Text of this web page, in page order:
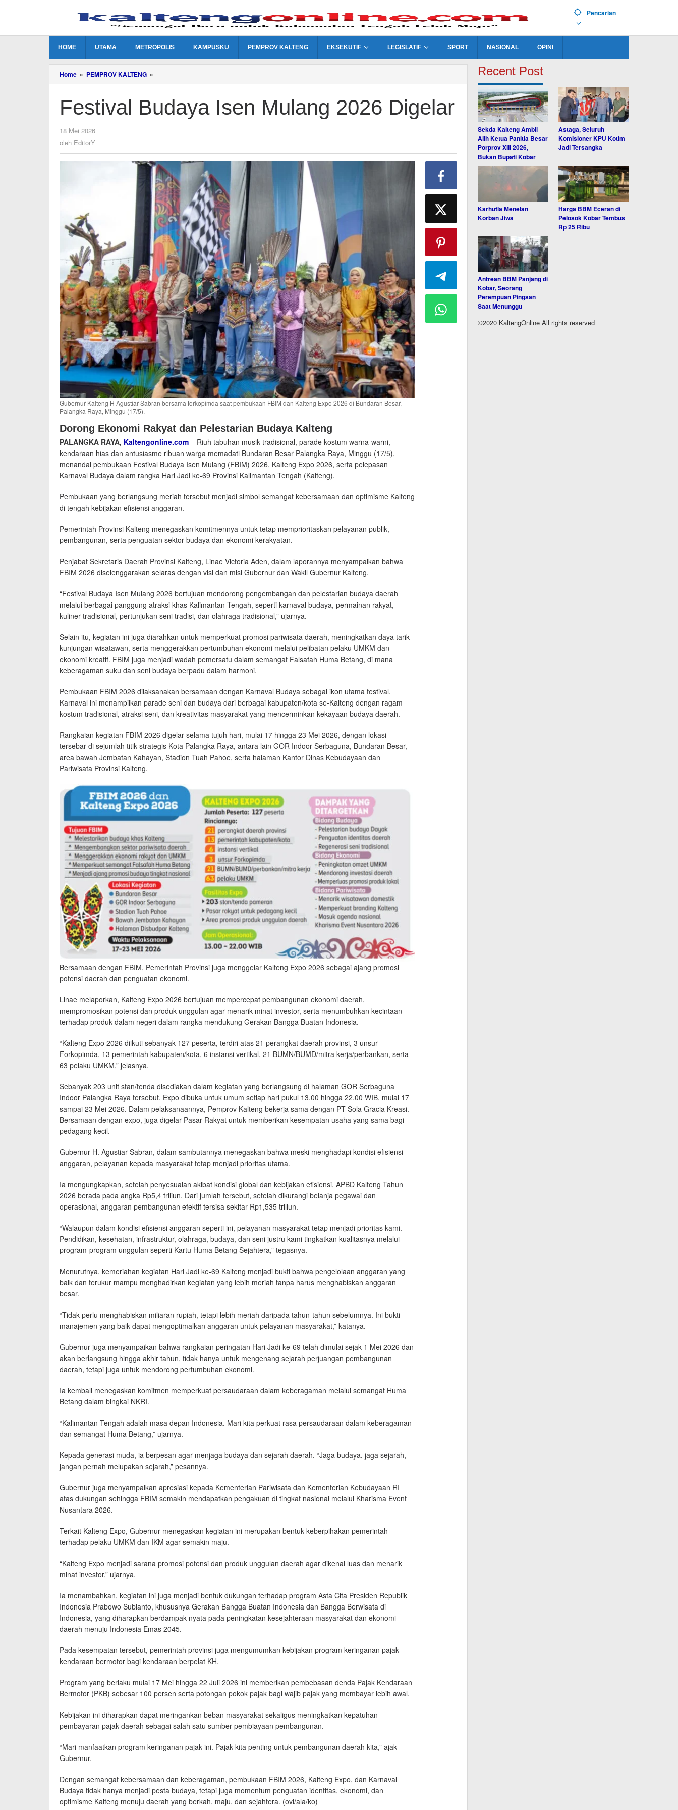
Pencarian
HOME UTAMA METROPOLIS KAMPUSKU PEMPROV KALTENG EKSEKUTIF LEGISLATIF SPORT NASIONAL OPINI
Home » PEMPROV KALTENG »
Budaya
Mulang
2026
Festival Budaya Isen Mulang 2026 Digelar
18 Mei 2026
oleh EditorY
Gubernur Kalteng H Agustiar Sabran bersama forkopimda saat pembukaan FBIM dan Kalteng Expo 2026 di Bundaran Besar,
Palangka Raya, Minggu (17/5).
Dorong Ekonomi Rakyat dan Pelestarian Budaya Kalteng
PALANGKA RAYA, Kaltengonline.com – Riuh tabuhan musik tradisional, parade kostum warna-warni,
kendaraan hias dan antusiasme ribuan warga memadati Bundaran Besar Palangka Raya, Minggu (17/5),
menandai pembukaan Festival Budaya Isen Mulang (FBIM) 2026, Kalteng Expo 2026, serta pelepasan
Karnaval Budaya dalam rangka Hari Jadi ke-69 Provinsi Kalimantan Tengah (Kalteng).
Pembukaan yang berlangsung meriah tersebut menjadi simbol semangat kebersamaan dan optimisme Kalteng
di tengah kebijakan efisiensi anggaran.
Pemerintah Provinsi Kalteng menegaskan komitmennya untuk tetap memprioritaskan pelayanan publik,
pembangunan, serta penguatan sektor budaya dan ekonomi kerakyatan.
Penjabat Sekretaris Daerah Provinsi Kalteng, Linae Victoria Aden, dalam laporannya menyampaikan bahwa
FBIM 2026 diselenggarakan selaras dengan visi dan misi Gubernur dan Wakil Gubernur Kalteng.
“Festival Budaya Isen Mulang 2026 bertujuan mendorong pengembangan dan pelestarian budaya daerah
melalui berbagai panggung atraksi khas Kalimantan Tengah, seperti karnaval budaya, permainan rakyat,
kuliner tradisional, pertunjukan seni tradisi, dan olahraga tradisional,” ujarnya.
Selain itu, kegiatan ini juga diarahkan untuk memperkuat promosi pariwisata daerah, meningkatkan daya tarik
kunjungan wisatawan, serta menggerakkan pertumbuhan ekonomi melalui pelibatan pelaku UMKM dan
ekonomi kreatif. FBIM juga menjadi wadah pemersatu dalam semangat Falsafah Huma Betang, di mana
keberagaman suku dan seni budaya berpadu dalam harmoni.
Pembukaan FBIM 2026 dilaksanakan bersamaan dengan Karnaval Budaya sebagai ikon utama festival.
Karnaval ini menampilkan parade seni dan budaya dari berbagai kabupaten/kota se-Kalteng dengan ragam
kostum tradisional, atraksi seni, dan kreativitas masyarakat yang mencerminkan kekayaan budaya daerah.
Rangkaian kegiatan FBIM 2026 digelar selama tujuh hari, mulai 17 hingga 23 Mei 2026, dengan lokasi
tersebar di sejumlah titik strategis Kota Palangka Raya, antara lain GOR Indoor Serbaguna, Bundaran Besar,
area bawah Jembatan Kahayan, Stadion Tuah Pahoe, serta halaman Kantor Dinas Kebudayaan dan
Pariwisata Provinsi Kalteng.
Bersamaan dengan FBIM, Pemerintah Provinsi juga menggelar Kalteng Expo 2026 sebagai ajang promosi
potensi daerah dan penguatan ekonomi.
Linae melaporkan, Kalteng Expo 2026 bertujuan mempercepat pembangunan ekonomi daerah,
mempromosikan potensi dan produk unggulan agar menarik minat investor, serta menumbuhkan kecintaan
terhadap produk dalam negeri dalam rangka mendukung Gerakan Bangga Buatan Indonesia.
“Kalteng Expo 2026 diikuti sebanyak 127 peserta, terdiri atas 21 perangkat daerah provinsi, 3 unsur
Forkopimda, 13 pemerintah kabupaten/kota, 6 instansi vertikal, 21 BUMN/BUMD/mitra kerja/perbankan, serta
63 pelaku UMKM,” jelasnya.
Sebanyak 203 unit stan/tenda disediakan dalam kegiatan yang berlangsung di halaman GOR Serbaguna
Indoor Palangka Raya tersebut. Expo dibuka untuk umum setiap hari pukul 13.00 hingga 22.00 WIB, mulai 17
sampai 23 Mei 2026. Dalam pelaksanaannya, Pemprov Kalteng bekerja sama dengan PT Sola Gracia Kreasi.
Bersamaan dengan expo, juga digelar Pasar Rakyat untuk memberikan kesempatan usaha yang sama bagi
pedagang kecil.
Gubernur H. Agustiar Sabran, dalam sambutannya menegaskan bahwa meski menghadapi kondisi efisiensi
anggaran, pelayanan kepada masyarakat tetap menjadi prioritas utama.
Ia mengungkapkan, setelah penyesuaian akibat kondisi global dan kebijakan efisiensi, APBD Kalteng Tahun
2026 berada pada angka Rp5,4 triliun. Dari jumlah tersebut, setelah dikurangi belanja pegawai dan
operasional, anggaran pembangunan efektif tersisa sekitar Rp1,535 triliun.
“Walaupun dalam kondisi efisiensi anggaran seperti ini, pelayanan masyarakat tetap menjadi prioritas kami.
Pendidikan, kesehatan, infrastruktur, olahraga, budaya, dan seni justru kami tingkatkan kualitasnya melalui
program-program unggulan seperti Kartu Huma Betang Sejahtera,” tegasnya.
Menurutnya, kemeriahan kegiatan Hari Jadi ke-69 Kalteng menjadi bukti bahwa pengelolaan anggaran yang
baik dan terukur mampu menghadirkan kegiatan yang lebih meriah tanpa harus menghabiskan anggaran
besar.
“Tidak perlu menghabiskan miliaran rupiah, tetapi lebih meriah daripada tahun-tahun sebelumnya. Ini bukti
manajemen yang baik dapat mengoptimalkan anggaran untuk pelayanan masyarakat,” katanya.
Gubernur juga menyampaikan bahwa rangkaian peringatan Hari Jadi ke-69 telah dimulai sejak 1 Mei 2026 dan
akan berlangsung hingga akhir tahun, tidak hanya untuk mengenang sejarah perjuangan pembangunan
daerah, tetapi juga untuk mendorong pertumbuhan ekonomi.
Ia kembali menegaskan komitmen memperkuat persaudaraan dalam keberagaman melalui semangat Huma
Betang dalam bingkai NKRI.
“Kalimantan Tengah adalah masa depan Indonesia. Mari kita perkuat rasa persaudaraan dalam keberagaman
dan semangat Huma Betang,” ujarnya.
Kepada generasi muda, ia berpesan agar menjaga budaya dan sejarah daerah. “Jaga budaya, jaga sejarah,
jangan pernah melupakan sejarah,” pesannya.
Gubernur juga menyampaikan apresiasi kepada Kementerian Pariwisata dan Kementerian Kebudayaan RI
atas dukungan sehingga FBIM semakin mendapatkan pengakuan di tingkat nasional melalui Kharisma Event
Nusantara 2026.
Terkait Kalteng Expo, Gubernur menegaskan kegiatan ini merupakan bentuk keberpihakan pemerintah
terhadap pelaku UMKM dan IKM agar semakin maju.
“Kalteng Expo menjadi sarana promosi potensi dan produk unggulan daerah agar dikenal luas dan menarik
minat investor,” ujarnya.
Ia menambahkan, kegiatan ini juga menjadi bentuk dukungan terhadap program Asta Cita Presiden Republik
Indonesia Prabowo Subianto, khususnya Gerakan Bangga Buatan Indonesia dan Bangga Berwisata di
Indonesia, yang diharapkan berdampak nyata pada peningkatan kesejahteraan masyarakat dan ekonomi
daerah menuju Indonesia Emas 2045.
Pada kesempatan tersebut, pemerintah provinsi juga mengumumkan kebijakan program keringanan pajak
kendaraan bermotor bagi kendaraan berpelat KH.
Program yang berlaku mulai 17 Mei hingga 22 Juli 2026 ini memberikan pembebasan denda Pajak Kendaraan
Bermotor (PKB) sebesar 100 persen serta potongan pokok pajak bagi wajib pajak yang membayar lebih awal.
Kebijakan ini diharapkan dapat meringankan beban masyarakat sekaligus meningkatkan kepatuhan
pembayaran pajak daerah sebagai salah satu sumber pembiayaan pembangunan.
“Mari manfaatkan program keringanan pajak ini. Pajak kita penting untuk pembangunan daerah kita,” ajak
Gubernur.
Dengan semangat kebersamaan dan keberagaman, pembukaan FBIM 2026, Kalteng Expo, dan Karnaval
Budaya tidak hanya menjadi pesta budaya, tetapi juga momentum penguatan identitas, ekonomi, dan
optimisme Kalteng menuju daerah yang berkah, maju, dan sejahtera. (ovi/ala/ko)
Recent Post
Sekda Kalteng Ambil
Alih Ketua Panitia Besar
Porprov XIII 2026,
Bukan Bupati Kobar
Astaga, Seluruh
Komisioner KPU Kotim
Jadi Tersangka
Karhutla Menelan
Korban Jiwa
Harga BBM Eceran di
Pelosok Kobar Tembus
Rp 25 Ribu
Antrean BBM Panjang di
Kobar, Seorang
Perempuan Pingsan
Saat Menunggu
©2020 KaltengOnline All rights reserved